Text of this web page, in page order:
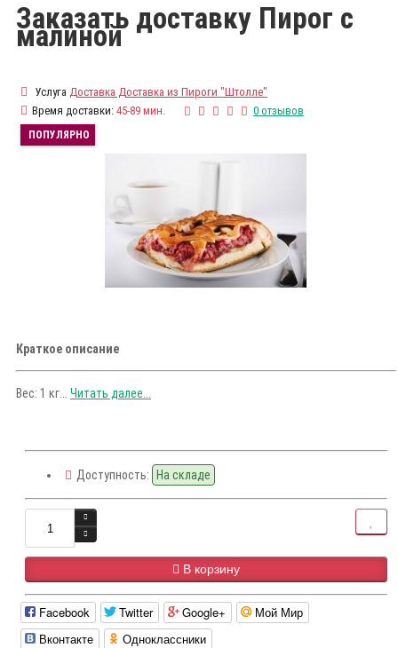
Заказать доставку Пирог с
малиной
Услуга Доставка Доставка из Пироги "Штолле"
Время доставки: 45-89 мин. 0 отзывов
ПОПУЛЯРНО
Краткое описание
Вес: 1 кг... Читать далее...
Доступность: На складе
В корзину
Facebook Twitter Google+
Мой Мир
Вконтакте
Одноклассники